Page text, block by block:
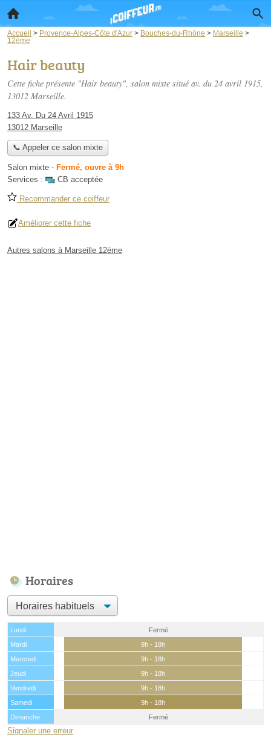
Accueil > Provence-Alpes-Côte d'Azur > Bouches-du-Rhône > Marseille >
12ème
Hair beauty
Cette fiche présente "Hair beauty", salon mixte situé av. du 24 avril 1915,
13012 Marseille.
133 Av. Du 24 Avril 1915
13012 Marseille
📞 Appeler ce salon mixte
Salon mixte - Fermé, ouvre à 9h
Services :
CB acceptée
Recommander ce coiffeur
Améliorer cette fiche
Autres salons à Marseille 12ème
Horaires
Lundi
Fermé
Mardi
9h - 18h
Mercredi
9h - 18h
Jeudi
9h - 18h
Vendredi
9h - 18h
Samedi
9h - 18h
Dimanche
Fermé
Signaler une erreur